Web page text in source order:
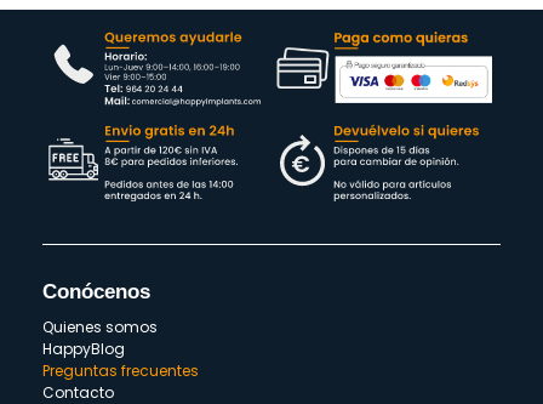
Conócenos
Quienes somos
HappyBlog
Preguntas frecuentes
Contacto